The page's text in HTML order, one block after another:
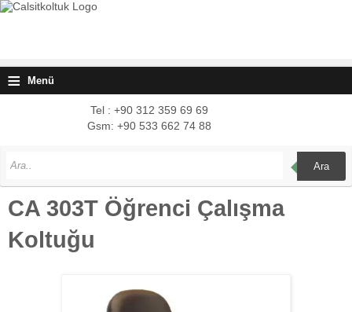
≡ Menü
Tel : +90 312 359 69 69
Gsm: +90 533 662 74 88
Ara
CA 303T Öğrenci Çalışma
Koltuğu